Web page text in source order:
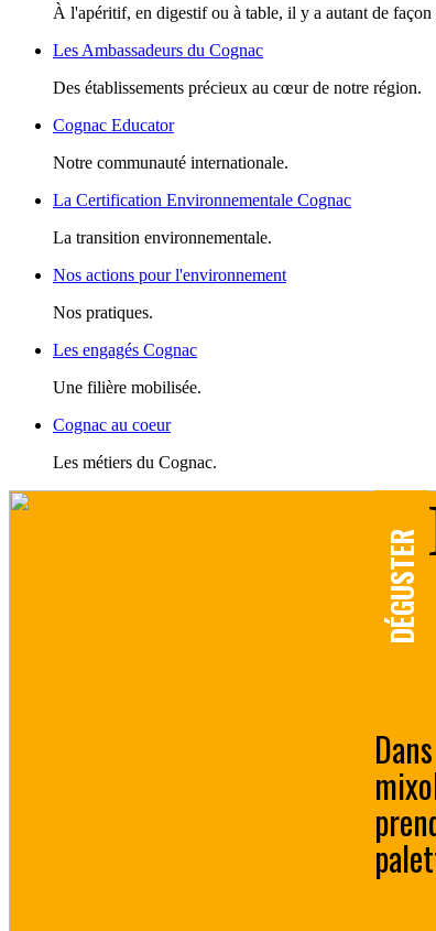
À l'apéritif, en digestif ou à table, il y a autant de
Les Ambassadeurs du Cognac
Des établissements précieux au cœur de notre région.
Cognac Educator
Notre communauté internationale.
La Certification Environnementale Cognac
La transition environnementale.
Nos actions pour l'environnement
Nos pratiques.
Les engagés Cognac
Une filière mobilisée.
Cognac au coeur
Les métiers du Cognac.
DÉGUSTER